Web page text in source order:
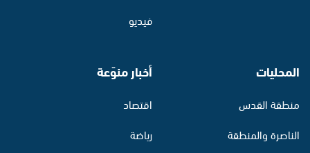
فيديو
المحليات
منطقة القدس
الناصرة والمنطقة
أخبار منوّعة
اقتصاد
رياضة